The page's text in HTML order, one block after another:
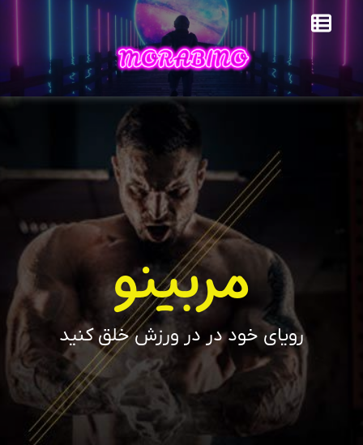
مربینو
رویای خود در در ورزش خلق کنید